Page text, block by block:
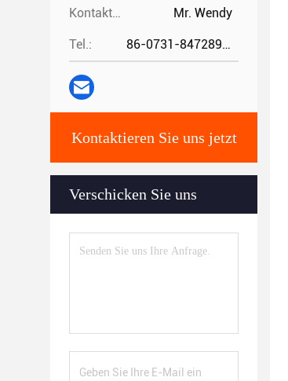
Kontaktpersonen: Mr. Wendy
Tel.: 86-0731-84728962
Kontaktieren Sie uns jetzt
Verschicken Sie uns